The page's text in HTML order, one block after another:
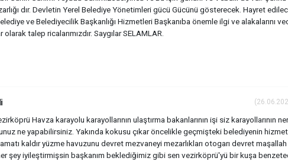
dır. Devletin Yerel Belediye Yönetimleri gücü Gücünü gösterecek. Hayret
ve Belediyecilik Başkanlığı Hizmetleri Başkanıba önemle ilgi ve alakalarını
talep ricalarımızdır. Saygılar SELAMLAR.
Havza karayolu karayollarının ulaştırma bakanlarının işi siz karayollarının
ne yapabilirsiniz. Yakında kokusu çıkar öncelikle geçmişteki belediyenin
kaldır yüzme havuzunu devret mezvaneyi mezarlıkları otogarı devret
şey iyileştirmişsin başkanım beklediğimiz gibi sen vezirköprü'yü bir kuşa